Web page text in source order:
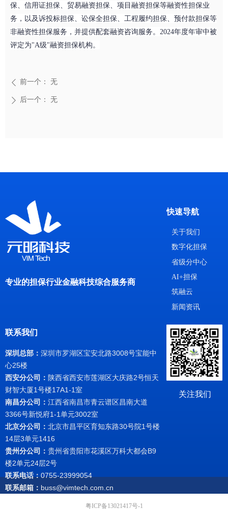
保、信用证担保、贸易融资担保、项目融资担保等融资性担保业
务，以及诉投标担保、讼保全担保、工程履约担保、预付款担保等
非融资性担保服务，并提供配套融资咨询服务。2024年度年审中被
评定为"A级"融资担保机构。
ꄴ 前一个： 无
ꄲ 后一个： 无
专业的担保行业金融科技综合服务商
关注我们
快速导航
关于我们
数字化担保
省级分中心
AI+担保
筑融云
新闻资讯
联系我们
深圳总部： 深圳市罗湖区宝安北路3008号宝能中
心25楼
西安分公司： 陕西省西安市莲湖区大庆路2号恒天
财智大厦1号楼17A1-1室
南昌分公司： 江西省南昌市青云谱区昌南大道
3366号新悦府1-1单元3002室
北京分公司： 北京市昌平区育知东路30号院1号楼
14层3单元1416
贵州分公司： 贵州省贵阳市花溪区万科大都会B9
楼2单元24层2号
联系电话：0755-23999054
联系邮箱： buss@vimtech.com.cn
粤ICP备13021417号-1